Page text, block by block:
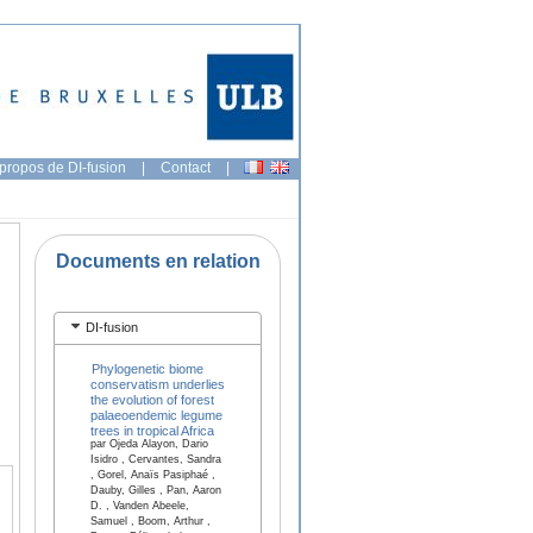
de DI-fusion | Contact |
Documents en relation
DI-fusion
Phylogenetic biome
conservatism underlies
the evolution of forest
palaeoendemic legume
trees in tropical Africa
par Ojeda Alayon, Dario
Isidro , Cervantes, Sandra
, Gorel, Anaïs Pasiphaé ,
Dauby, Gilles , Pan, Aaron
D. , Vanden Abeele,
Samuel , Boom, Arthur ,